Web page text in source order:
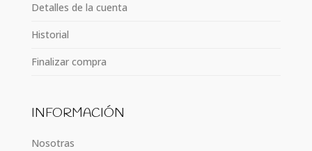
Detalles de la cuenta
Historial
Finalizar compra
INFORMACIÓN
Nosotras